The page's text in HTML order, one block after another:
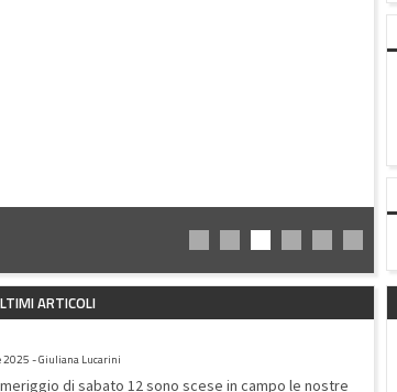
ARTICOLI
2025 - Giuliana Lucarini
di sabato 12 sono scese in campo le nostre